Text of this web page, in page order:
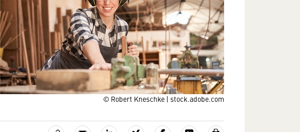
© Robert Kneschke | stock.adobe.com